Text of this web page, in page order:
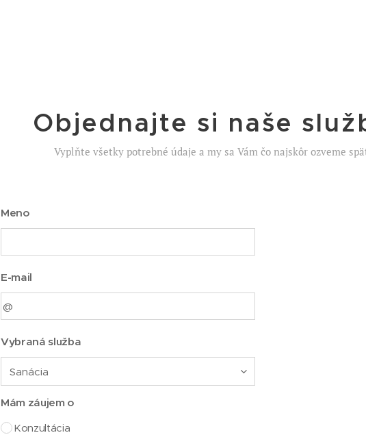
Objednajte si naše
Vyplňte všetky potrebné údaje a my sa Vám čo najskôr ozveme
Meno
E-mail
Vybraná služba
Mám záujem o
Konzultácia